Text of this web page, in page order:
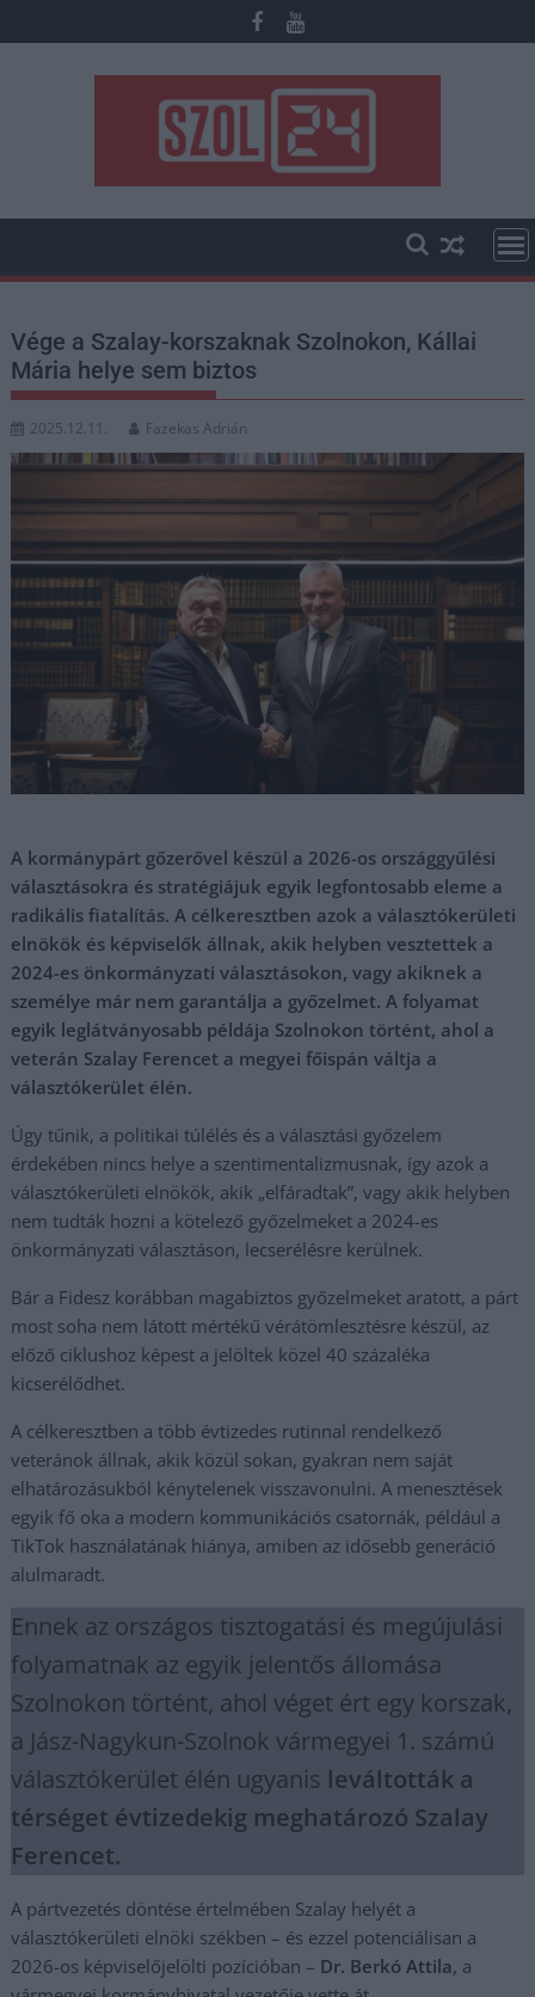
to
Vége a Szalay-korszaknak Szolnokon, Kállai
Mária helye sem biztos
2025.12.11. Fazekas Adrián
A kormánypárt gőzerővel készül a 2026-os országgyűlési
választásokra és stratégiájuk egyik legfontosabb eleme a
radikális fiatalítás. A célkeresztben azok a választókerületi
elnökök és képviselők állnak, akik helyben vesztettek a
2024-es önkormányzati választásokon, vagy akiknek a
személye már nem garantálja a győzelmet. A folyamat
egyik leglátványosabb példája Szolnokon történt, ahol a
veterán Szalay Ferencet a megyei főispán váltja a
választókerület élén.
Úgy tűnik, a politikai túlélés és a választási győzelem
érdekében nincs helye a szentimentalizmusnak, így azok a
választókerületi elnökök, akik „elfáradtak”, vagy akik helyben
nem tudták hozni a kötelező győzelmeket a 2024-es
önkormányzati választáson, lecserélésre kerülnek.
Bár a Fidesz korábban magabiztos győzelmeket aratott, a párt
most soha nem látott mértékű vérátömlesztésre készül, az
előző ciklushoz képest a jelöltek közel 40 százaléka
kicserélődhet.
A célkeresztben a több évtizedes rutinnal rendelkező
veteránok állnak, akik közül sokan, gyakran nem saját
elhatározásukból kénytelenek visszavonulni. A menesztések
egyik fő oka a modern kommunikációs csatornák, például a
TikTok használatának hiánya, amiben az idősebb generáció
alulmaradt.
Ennek az országos tisztogatási és megújulási
folyamatnak az egyik jelentős állomása
Szolnokon történt, ahol véget ért egy korszak,
a Jász-Nagykun-Szolnok vármegyei 1. számú
választókerület élén ugyanis leváltották a
térséget évtizedekig meghatározó Szalay
Ferencet.
A pártvezetés döntése értelmében Szalay helyét a
választókerületi elnöki székben – és ezzel potenciálisan a
2026-os képviselőjelölti pozícióban – Dr. Berkó Attila, a